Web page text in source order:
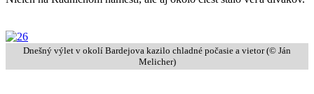
Dnešný výlet v okolí Bardejova kazilo chladné počasie a vietor (© Ján
Melicher)